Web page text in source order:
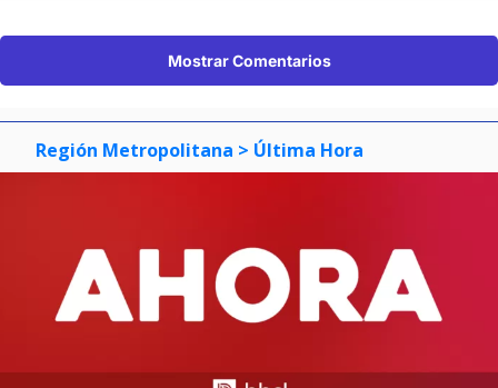
Mostrar Comentarios
Región Metropolitana > Última Hora